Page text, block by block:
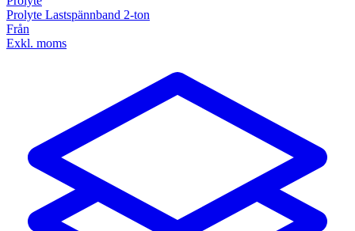
Prolyte Lastspännband 2-ton
Från
Exkl. moms